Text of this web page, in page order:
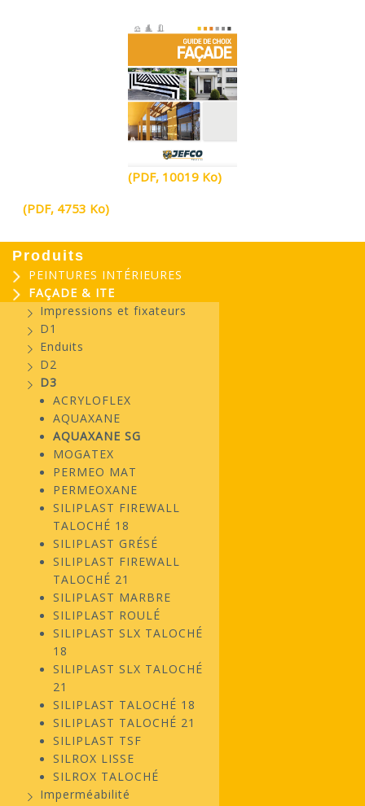
(PDF, 10019 Ko)
(PDF, 4753 Ko)
Produits
PEINTURES INTÉRIEURES
FAÇADE & ITE
Impressions et fixateurs
D1
Enduits
D2
D3
ACRYLOFLEX
AQUAXANE
AQUAXANE SG
MOGATEX
PERMEO MAT
PERMEOXANE
SILIPLAST FIREWALL
TALOCHÉ 18
SILIPLAST GRÉSÉ
SILIPLAST FIREWALL
TALOCHÉ 21
SILIPLAST MARBRE
SILIPLAST ROULÉ
SILIPLAST SLX TALOCHÉ
18
SILIPLAST SLX TALOCHÉ
21
SILIPLAST TALOCHÉ 18
SILIPLAST TALOCHÉ 21
SILIPLAST TSF
SILROX LISSE
SILROX TALOCHÉ
Imperméabilité